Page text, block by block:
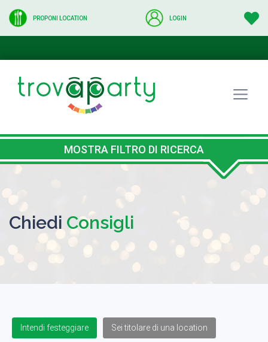
PROPONI LOCATION LOGIN
MOSTRA FILTRO DI RICERCA
Chiedi Consigli
Intendi festeggiare Sei titolare di una location